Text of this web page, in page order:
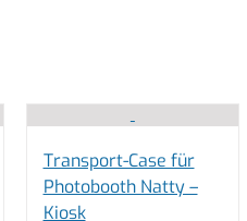
Transport-Case für
Photobooth Natty –
Kiosk